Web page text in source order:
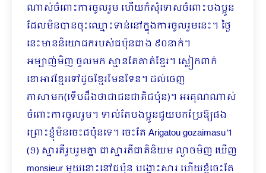
ណាស់ចំ​ពោះការចូលរួម ហើយក៏សុំទោសចំពោះបងប្អូន
ដែលមិនបានចុះឈ្មោះទាន់នៅក្នុងការចូលរួមនេះ។ ថ្ងៃ
នេះមាននិយោជករបស់ជប៉ុនជាង ៩០នាក់។
អម្បាញ់មិញ ចូលមក ស្មានតែគាត់ខ្មែរ។ ស្លៀកពាក់
ខោអាវខ្មែរទៅដូចខ្មែរមែនទែន។ ដល់ចេញ
ភាសាមក(ទើបដឹងថាជាជនជាតិជប៉ុន)។ អរគុណណាស់
ចំពោះការចូលរួម។ ទាល់តែបងប្អូនជួយបកប្រែឱ្យផង
ព្រោះខ្ញុំមិនចេះជប៉ុនទេ។​ ចេះតែ Arigatou gozaimasu។
(១) ស្មារតីរួបរួមគ្នា ជាស្មារតីជាតិនិយម ល្ងាចមិញ ឃើញ
monsieur មួយនោះនៅជប៉ុន បង្ហោះសារ ហើយខ្ញុំចេះតែ